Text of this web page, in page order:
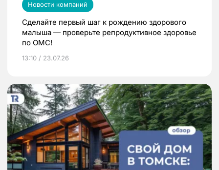
Новости компаний
Сделайте первый шаг к рождению здорового
малыша — проверьте репродуктивное здоровье
по ОМС!
13:10 / 23.07.26